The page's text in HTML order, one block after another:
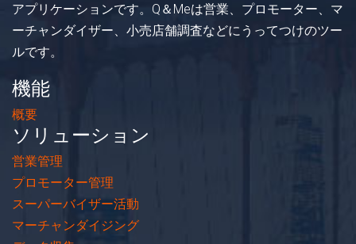
アプリケーションです。Q＆Meは営業、プロモーター、マ
ーチャンダイザー、小売店舗調査などにうってつけのツー
ルです。
機能
概要
ソリューション
営業管理
プロモーター管理
スーパーバイザー活動
マーチャンダイジング